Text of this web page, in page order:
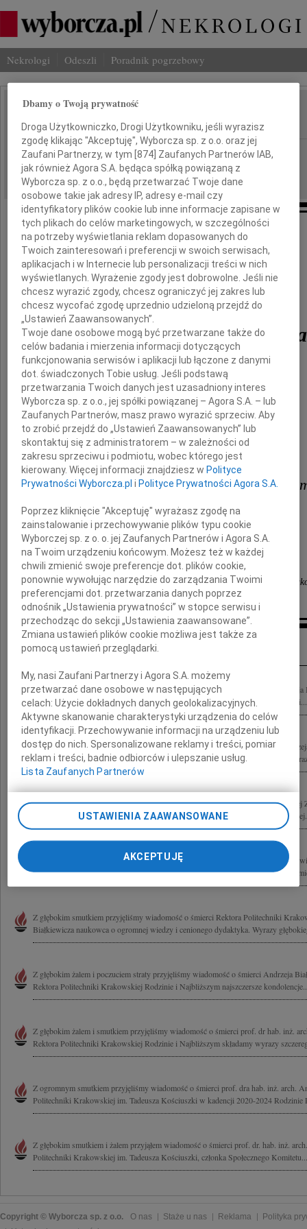
Nekrologi Odeszli Poradnik pogrzebowy
IMIĘ I NAZWISKO: Andrzej Białkiewicz
REGION: Kraków
DATA EMISJI: 28.03.2023
Żegnamy
prof. dra hab. inż. arch.
Andrzeja Białkiewicza
Rodzinie, Bliskim,
wyrazy współczucia
składają
Rektor i Senat Akademii Górcznio-Hutniczej w
Inne kondolencje
Z wielkim żalem przyjęliśmy wiadomość o śmierci prof. dr. hab. inż. arch. Andrzeja
Wydziale Architektury, Rektora Politechniki Krakowskiej im. Tadeusza Kościuszki...
Z głębokim żalem przyjęliśmy wiadomość o śmierci prof. dra hab. inż. arch.
Politechniki Krakowskiej im. Tadeusza Kościuszki Rodzinie oraz Najbliższym
Profesor Andrzej Białkiewicz Jego Magnificencja Rektor Politechniki Krakowskiej
przyjęliśmy wiadomość, że 22 marca 2023 r. zmarł Rektor Politechniki
Z wielkim smutkiem przyjęliśmy wiadomość o śmierci Profesora Andrzeja
Krakowskiej im. Tadeusza Kościuszki Rodzinie, najbliższym i społeczności
Z głębokim smutkiem przyjęliśmy wiadomość o śmierci Rektora Politechniki
Białkiewicza naukowca o ogromnej wiedzy i cenionego dydaktyka. Wyrazy
Z głębokim żalem i poczuciem straty przyjęliśmy wiadomość o śmierci Andrzeja
Rektora Politechniki Krakowskiej Rodzinie i Najbliższym najszczersze
Z głębokim żalem i smutkiem przyjęliśmy wiadomość o śmierci prof. dr hab. inż.
Rektora Politechniki Krakowskiej Rodzinie i Najbliższym składamy wyrazy
Z ogromnym smutkiem przyjęliśmy wiadomość o śmierci prof. dra hab. inż. arch.
Politechniki Krakowskiej im. Tadeusza Kościuszki w kadencji 2020-2024 Rodzinie
Z głębokim smutkiem i żalem przyjąłem wiadomość o śmierci prof. dr. hab. inż.
Politechniki Krakowskiej im. Tadeusza Kościuszki, członka Społecznego Komitetu...
Copyright © Wyborcza sp. z o.o. O nas Staże u nas Reklama
Polityka
Dbamy o Twoją prywatność
Droga Użytkowniczko, Drogi Użytkowniku, jeśli wyrazisz
zgodę klikając "Akceptuję", Wyborcza sp. z o.o. oraz jej
Zaufani Partnerzy, w tym [874] Zaufanych Partnerów IAB,
jak również Agora S.A. będąca spółką powiązaną z
Wyborcza sp. z o.o., będą przetwarzać Twoje dane
osobowe takie jak adresy IP, adresy e-mail czy
identyfikatory plików cookie lub inne informacje zapisane w
tych plikach do celów marketingowych, w szczególności
na potrzeby wyświetlania reklam dopasowanych do
Twoich zainteresowań i preferencji w swoich serwisach,
aplikacjach i w Internecie lub personalizacji treści w nich
wyświetlanych. Wyrażenie zgody jest dobrowolne. Jeśli nie
chcesz wyrazić zgody, chcesz ograniczyć jej zakres lub
chcesz wycofać zgodę uprzednio udzieloną przejdź do
„Ustawień Zaawansowanych”.
Twoje dane osobowe mogą być przetwarzane także do
celów badania i mierzenia informacji dotyczących
funkcjonowania serwisów i aplikacji lub łączone z danymi
dot. świadczonych Tobie usług. Jeśli podstawą
przetwarzania Twoich danych jest uzasadniony interes
Wyborcza sp. z o.o., jej spółki powiązanej – Agora S.A. – lub
Zaufanych Partnerów, masz prawo wyrazić sprzeciw. Aby
to zrobić przejdź do „Ustawień Zaawansowanych” lub
skontaktuj się z administratorem – w zależności od
zakresu sprzeciwu i podmiotu, wobec którego jest
kierowany. Więcej informacji znajdziesz wPolityce
Prywatności Wyborcza.pl iPolityce Prywatności Agora S.A.
Poprzez kliknięcie "Akceptuję" wyrażasz zgodę na
zainstalowanie i przechowywanie plików typu cookie
Wyborczej sp. z o. o. jej Zaufanych Partnerów i Agora S.A.
na Twoim urządzeniu końcowym. Możesz też w każdej
chwili zmienić swoje preferencje dot. plików cookie,
ponownie wywołując narzędzie do zarządzania Twoimi
preferencjami dot. przetwarzania danych poprzez
odnośnik „Ustawienia prywatności” w stopce serwisu i
przechodząc do sekcji „Ustawienia zaawansowane”.
Zmiana ustawień plików cookie możliwa jest także za
pomocą ustawień przeglądarki.
My, nasi Zaufani Partnerzy i Agora S.A. możemy
przetwarzać dane osobowe w następujących
celach:Użycie dokładnych danych geolokalizacyjnych.
Aktywne skanowanie charakterystyki urządzenia do celów
identyfikacji. Przechowywanie informacji na urządzeniu lub
dostęp do nich. Spersonalizowane reklamy i treści, pomiar
reklam i treści, badnie odbiorców i ulepszanie usług.
Lista Zaufanych Partnerów
USTAWIENIA ZAAWANSOWANE
AKCEPTUJĘ